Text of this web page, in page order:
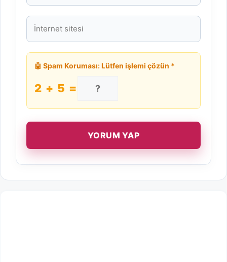
İnternet
sitesi
🤖 Spam Koruması: Lütfen işlemi çözün *
2 + 5 =